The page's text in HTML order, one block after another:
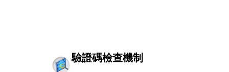
驗證碼檢查機制